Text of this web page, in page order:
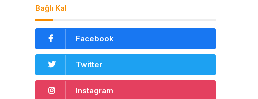
Bağlı Kal
Facebook
Twitter
Instagram